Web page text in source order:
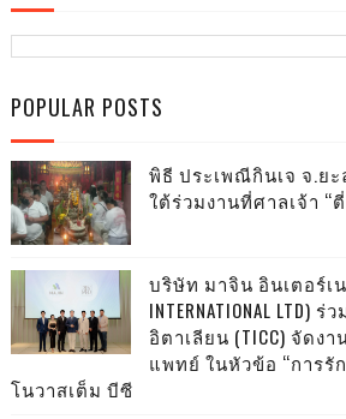
POPULAR POSTS
พิธี ประเพณีกินเจ จ.ย
ใต้ร่วมงานที่ศาลเจ้า “
บริษัท มาจิน อินเตอร์เ
INTERNATIONAL
อิตาเลียน (TICC) จัดง
แพทย์ ในหัวข้อ “การ
โนวาสเต็ม บีซี